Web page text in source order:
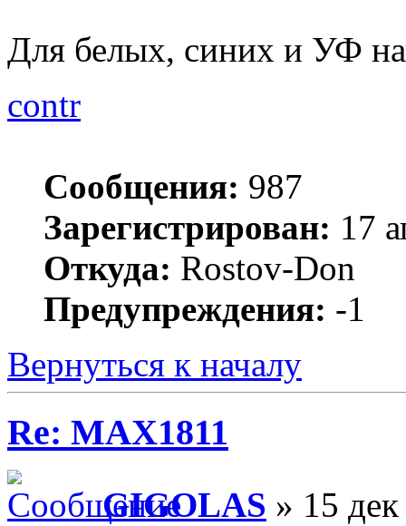
Для белых, синих и УФ
contr
Сообщения: 987
Зарегистрирован: 17
Откуда: Rostov-Don
Предупреждения: -1
Вернуться к началу
Re: MAX1811
GIGOLAS » 15